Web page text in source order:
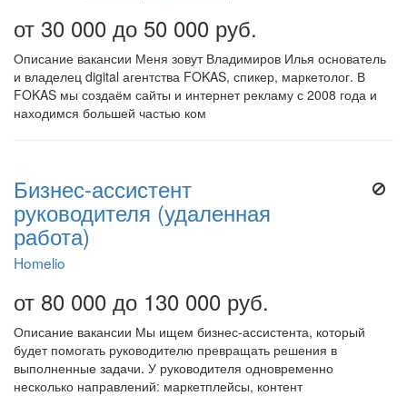
от 30 000 до 50 000 руб.
Описание вакансии Меня зовут Владимиров Илья основатель
и владелец digital агентства FOKAS, спикер, маркетолог. В
FOKAS мы создаём сайты и интернет рекламу с 2008 года и
находимся большей частью ком
Бизнес-ассистент
руководителя (удаленная
работа)
Homelio
от 80 000 до 130 000 руб.
Описание вакансии Мы ищем бизнес-ассистента, который
будет помогать руководителю превращать решения в
выполненные задачи. У руководителя одновременно
несколько направлений: маркетплейсы, контент